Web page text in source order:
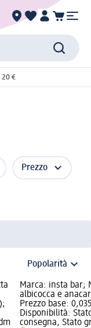
€
Prezzo
Marca: insta bar;
albicocca e
Prezzo base:
Disponibilità:
consegna, Stato